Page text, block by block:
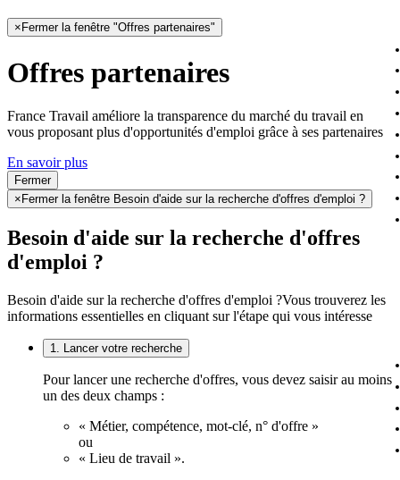
× Fermer la fenêtre "Offres partenaires"
Offres partenaires
France Travail améliore la transparence du marché du travail en
vous proposant plus d'opportunités d'emploi grâce à ses partenaires
En savoir plus
Fermer
× Fermer la fenêtre Besoin d'aide sur la recherche d'offres d'emploi ?
Besoin d'aide sur la recherche d'offres
d'emploi ?
Besoin d'aide sur la recherche d'offres d'emploi ?Vous trouverez les
informations essentielles en cliquant sur l'étape qui vous intéresse
1. Lancer votre recherche
Pour lancer une recherche d'offres, vous devez saisir au moins
un des deux champs :
« Métier, compétence, mot-clé, n° d'offre »
ou
« Lieu de travail ».